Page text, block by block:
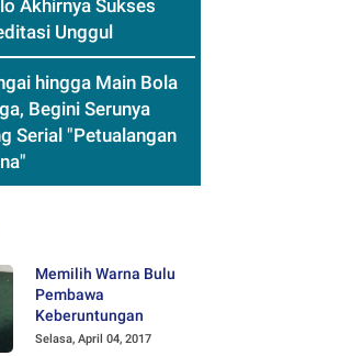
Akhirnya Sukses
Unggul
hingga Main Bola
Begini Serunya
Serial "Petualangan
Memilih Warna Bulu
Pembawa
Keberuntungan
Selasa, April 04, 2017